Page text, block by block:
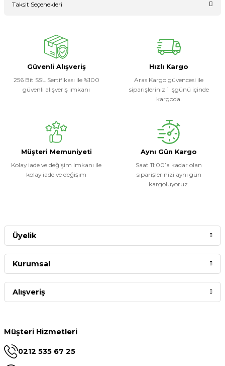
Taksit Seçenekleri
Güvenli Alışveriş
256 Bit SSL Sertifikası ile %100
güvenli alışveriş imkanı
Hızlı Kargo
Aras Kargo güvencesi ile
siparişleriniz 1 işgünü içinde
kargoda.
Müşteri Memuniyeti
Kolay iade ve değişim imkanı ile
kolay iade ve değişim
Aynı Gün Kargo
Saat 11:00’a kadar olan
siparişlerinizi aynı gün
kargoluyoruz.
Müşteri Hizmetleri
0212 535 67 25
Üyelik
Kurumsal
Alışveriş